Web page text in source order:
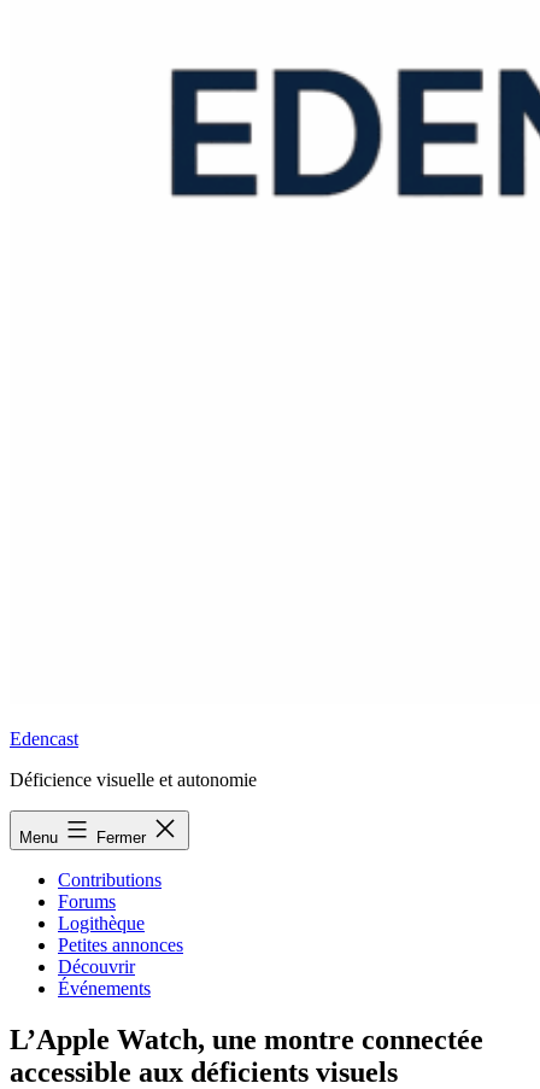
Edencast
Déficience visuelle et autonomie
Menu Fermer
Contributions
Forums
Logithèque
Petites annonces
Découvrir
Événements
L’Apple Watch, une montre connectée
accessible aux déficients visuels